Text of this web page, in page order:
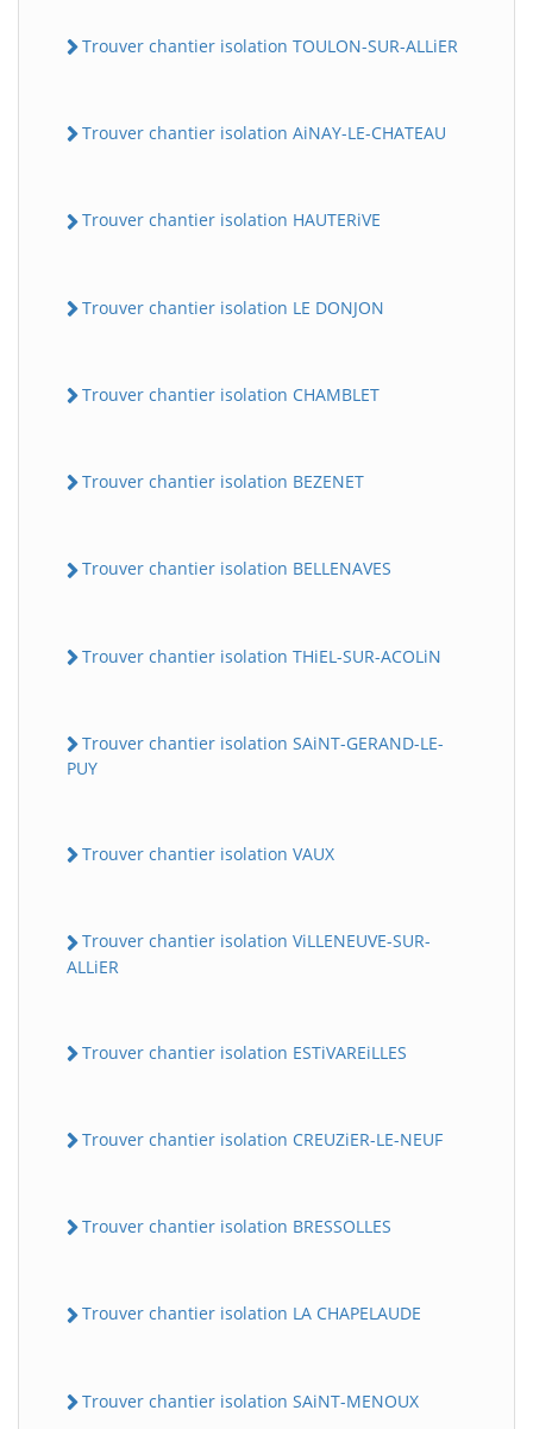
Trouver chantier isolation TOULON-SUR-ALLiER
Trouver chantier isolation AiNAY-LE-CHATEAU
Trouver chantier isolation HAUTERiVE
Trouver chantier isolation LE DONJON
Trouver chantier isolation CHAMBLET
Trouver chantier isolation BEZENET
Trouver chantier isolation BELLENAVES
Trouver chantier isolation THiEL-SUR-ACOLiN
Trouver chantier isolation SAiNT-GERAND-LE-
PUY
Trouver chantier isolation VAUX
Trouver chantier isolation ViLLENEUVE-SUR-
ALLiER
Trouver chantier isolation ESTiVAREiLLES
Trouver chantier isolation CREUZiER-LE-NEUF
Trouver chantier isolation BRESSOLLES
Trouver chantier isolation LA CHAPELAUDE
Trouver chantier isolation SAiNT-MENOUX